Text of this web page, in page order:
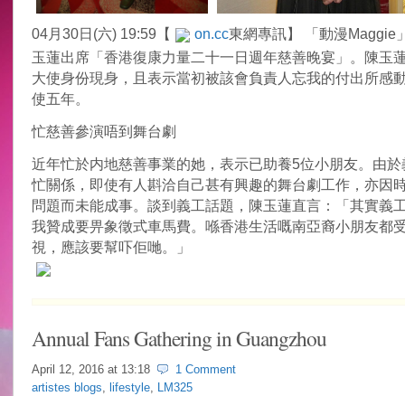
04月30日(六) 19:59【 on.cc東網專訊】 「動漫Maggie
玉蓮出席「香港復康力量二十一日週年慈善晚宴」。陳玉
大使身份現身，且表示當初被該會負責人忘我的付出所感
使五年。
忙慈善參演唔到舞台劇
近年忙於内地慈善事業的她，表示已助養5位小朋友。由於
忙關係，即使有人斟洽自己甚有興趣的舞台劇工作，亦因
問題而未能成事。談到義工話題，陳玉蓮直言：「其實義
我贊成要畀象徵式車馬費。喺香港生活嘅南亞裔小朋友都
視，應該要幫吓佢哋。」
Annual Fans Gathering in Guangzhou
April 12, 2016 at 13:18
1 Comment
artistes blogs, lifestyle, LM325